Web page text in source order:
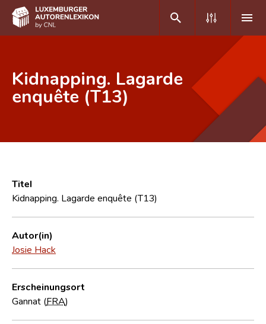
DE
Häufige Fragen und Antworten
CNL
Forschungsgruppe
Kontakt
Kidnapping. Lagarde
enquête (T13)
Titel
Kidnapping. Lagarde enquête (T13)
Autor(in)
Josie Hack
Erscheinungsort
Gannat (FRA)